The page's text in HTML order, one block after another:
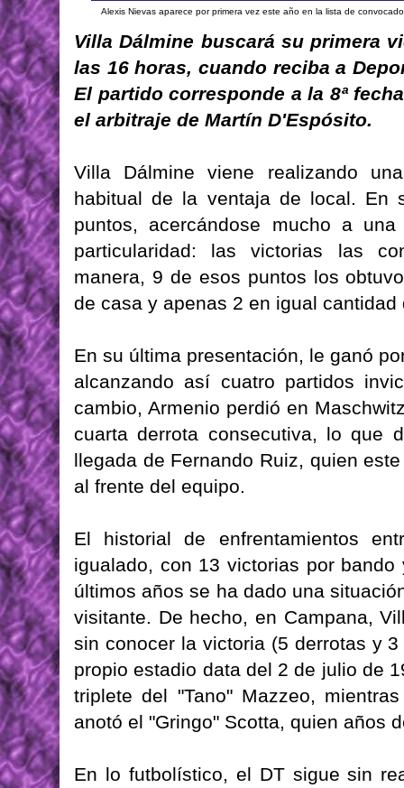
Alexis Nievas aparece por primera vez este año en la lista de
Villa Dálmine buscará su primera
las 16 horas, cuando reciba a
El partido corresponde a la 8ª
el arbitraje de Martín D'Espósito.
Villa Dálmine viene realizando
habitual de la ventaja de local. En
puntos, acercándose mucho a
particularidad: las victorias las
manera, 9 de esos puntos los
de casa y apenas 2 en igual
En su última presentación, le ganó
alcanzando así cuatro partidos
cambio, Armenio perdió en
cuarta derrota consecutiva, lo
llegada de Fernando Ruiz, quien
al frente del equipo.
El historial de enfrentamientos
igualado, con 13 victorias por
últimos años se ha dado una
visitante. De hecho, en Campana,
sin conocer la victoria (5 derrotas y
propio estadio data del 2 de julio de
triplete del "Tano" Mazzeo,
anotó el "Gringo" Scotta, quien años
En lo futbolístico, el DT sigue sin